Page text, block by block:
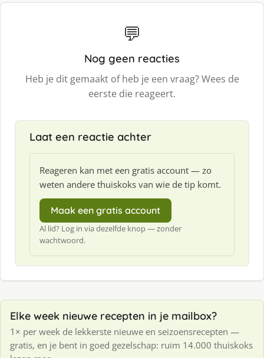
💬
Nog geen reacties
Heb je dit gemaakt of heb je een vraag? Wees de
eerste die reageert.
Laat een reactie achter
Reageren kan met een gratis account — zo
weten andere thuiskoks van wie de tip komt.
Maak een gratis account
Al lid? Log in via dezelfde knop — zonder
wachtwoord.
Elke week nieuwe recepten in je mailbox?
1× per week de lekkerste nieuwe en seizoensrecepten —
gratis, en je bent in goed gezelschap: ruim 14.000 thuiskoks